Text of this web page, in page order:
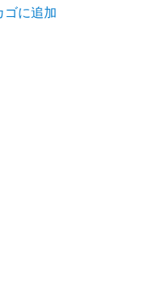
ゴに追加